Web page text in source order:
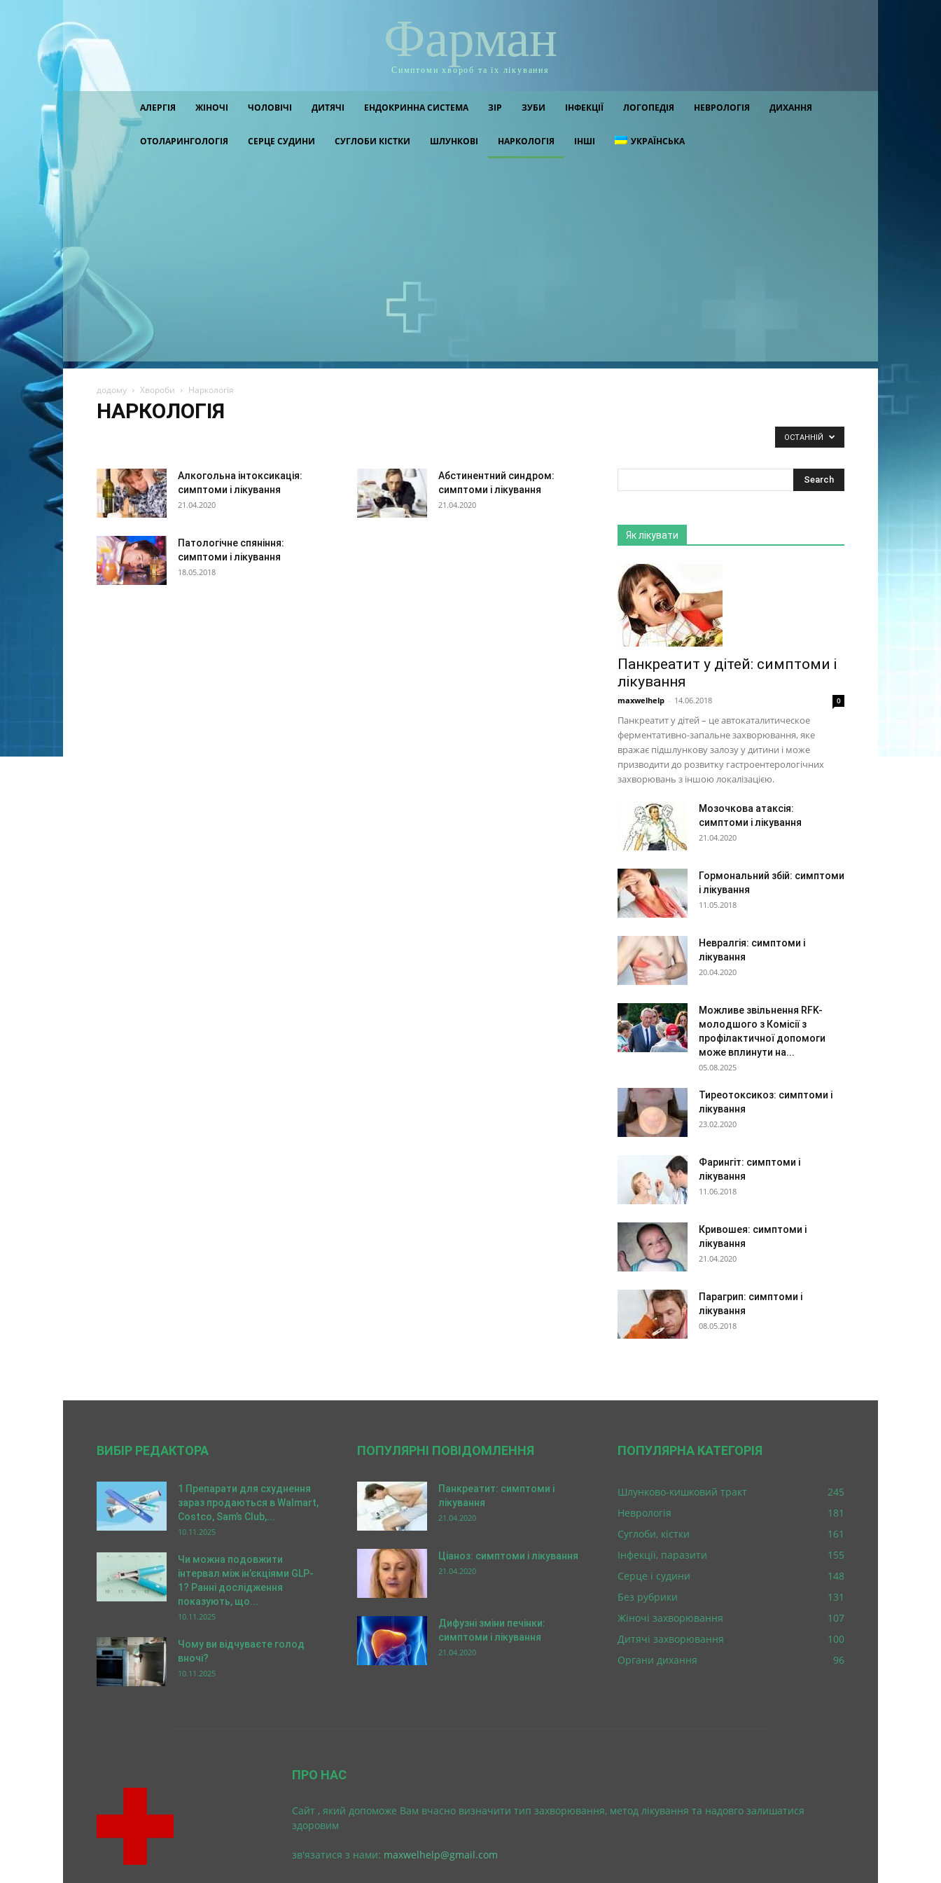
Фарман
Симптоми хвороб та їх лікування
АЛЕРГІЯ ЖІНОЧІ ЧОЛОВІЧІ ДИТЯЧІ ЕНДОКРИННА СИСТЕМА ЗІР ЗУБИ ІНФЕКЦІЇ ЛОГОПЕДІЯ НЕВРОЛОГІЯ ДИХАННЯ
ОТОЛАРИНГОЛОГІЯ СЕРЦЕ СУДИНИ СУГЛОБИ КІСТКИ ШЛУНКОВІ НАРКОЛОГІЯ ІНШІ УКРАЇНСЬКА
додому Хвороби Наркологія
НАРКОЛОГІЯ
Суглоби, кістки
Шлунково-кишковий тракт
ОСТАННІЙ
Алкогольна інтоксикація:
симптоми і лікування
21.04.2020
Абстинентний синдром:
симптоми і лікування
21.04.2020
Патологічне спяніння:
симптоми і лікування
18.05.2018
Як лікувати
Панкреатит у дітей: симптоми і
лікування
maxwelhelp - 14.06.2018 0
Панкреатит у дітей – це автокаталитическое
ферментативно-запальне захворювання, яке
вражає підшлункову залозу у дитини і може
призводити до розвитку гастроентерологічних
захворювань з іншою локалізацією.
Мозочкова атаксія:
симптоми і лікування
21.04.2020
Гормональний збій: симптоми
і лікування
11.05.2018
Невралгія: симптоми і
лікування
20.04.2020
Можливе звільнення RFK-
молодшого з Комісії з
профілактичної допомоги
може вплинути на...
05.08.2025
Тиреотоксикоз: симптоми і
лікування
23.02.2020
Фарингіт: симптоми і
лікування
11.06.2018
Кривошея: симптоми і
лікування
21.04.2020
Парагрип: симптоми і
лікування
08.05.2018
ВИБІР РЕДАКТОРА
1 Препарати для схуднення
зараз продаються в Walmart,
Costco, Sam’s Club,...
10.11.2025
Чи можна подовжити
інтервал між ін’єкціями GLP-
1? Ранні дослідження
показують, що...
10.11.2025
Чому ви відчуваєте голод
вночі?
10.11.2025
ПОПУЛЯРНІ ПОВІДОМЛЕННЯ
Панкреатит: симптоми і
лікування
21.04.2020
Ціаноз: симптоми і лікування
21.04.2020
Дифузні зміни печінки:
симптоми і лікування
21.04.2020
ПОПУЛЯРНА КАТЕГОРІЯ
Шлунково-кишковий тракт
245
Неврологія
181
Суглоби, кістки
161
Інфекції, паразити
155
Серце і судини
148
Без рубрики
131
Жіночі захворювання
107
Дитячі захворювання
100
Органи дихання
96
ПРО НАС
Cайт , який допоможе Вам вчасно визначити тип захворювання, метод лікування та надовго залишатися
здоровим
зв'язатися з нами: maxwelhelp@gmail.com